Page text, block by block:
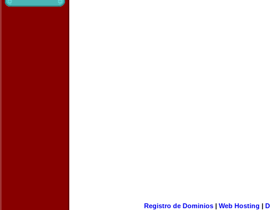
Registro de Dominios| Web Hosting |